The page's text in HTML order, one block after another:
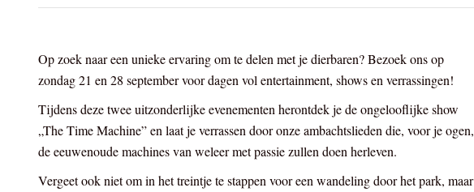
Op zoek naar een unieke ervaring om te delen met je dierbaren? Bezoek ons op
zondag 21 en 28 september voor dagen vol entertainment, shows en verrassingen!
Tijdens deze twee uitzonderlijke evenementen herontdek je de ongelooflijke show
„The Time Machine” en laat je verrassen door onze ambachtslieden die, voor je ogen,
de eeuwenoude machines van weleer met passie zullen doen herleven.
Vergeet ook niet om in het treintje te stappen voor een wandeling door het park, maar